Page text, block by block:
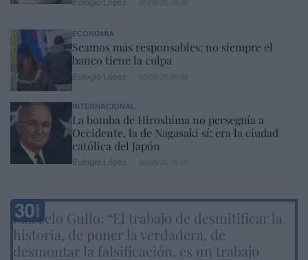
ECONOMÍA
Seamos más responsables: no siempre el
banco tiene la culpa
INTERNACIONAL
La bomba de Hiroshima no perseguía a
Occidente, la de Nagasaki sí: era la ciudad
católica del Japón
Marcelo Gullo: “El trabajo de desmitificar la
historia, de poner la verdadera, de
desmontar la falsificación, es un trabajo